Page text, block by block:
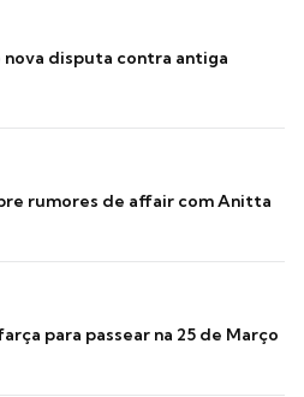
nova disputa contra antiga
rumores de affair com Anitta
para passear na 25 de Março